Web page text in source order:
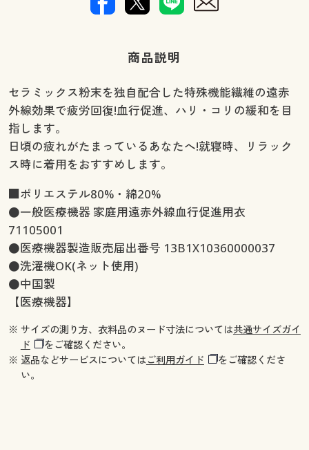
商品説明
セラミックス粉末を独自配合した特殊機能繊維の遠赤
外線効果で疲労回復!血行促進、ハリ・コリの緩和を目
指します。
日頃の疲れがたまっているあなたへ!就寝時、リラック
ス時に着用をおすすめします。
■ポリエステル80%・綿20%
●一般医療機器 家庭用遠赤外線血行促進用衣
71105001
●医療機器製造販売届出番号 13B1X10360000037
●洗濯機OK(ネット使用)
●中国製
【医療機器】
※ サイズの測り方、衣料品のヌード寸法については共通サイズガイ
ド
をご確認ください。
※ 返品などサービスについてはご利用ガイド
をご確認くださ
い。